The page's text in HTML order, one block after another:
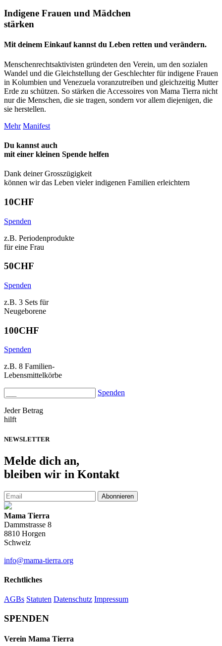
Indigene Frauen und Mädchen
stärken
Mit deinem Einkauf kannst du Leben retten und verändern.
Menschenrechtsaktivisten gründeten den Verein, um den sozialen
Wandel und die Gleichstellung der Geschlechter für indigene Frauen
in Kolumbien und Venezuela voranzutreiben und gleichzeitig Mutter
Erde zu schützen. So stärken die Accessoires von Mama Tierra nicht
nur die Menschen, die sie tragen, sondern vor allem diejenigen, die
sie herstellen.
Mehr Manifest
Du kannst auch
mit einer kleinen Spende helfen
Dank deiner Grosszügigkeit
können wir das Leben vieler indigenen Familien erleichtern
10CHF
Spenden
z.B. Periodenprodukte
für eine Frau
50CHF
Spenden
z.B. 3 Sets für
Neugeborene
100CHF
Spenden
z.B. 8 Familien-
Lebensmittelkörbe
Spenden
Jeder Betrag
hilft
NEWSLETTER
Melde dich an,
bleiben wir in Kontakt
Abonnieren
Mama Tierra
Dammstrasse 8
8810 Horgen
Schweiz
info@mama-tierra.org
Rechtliches
AGBs Statuten Datenschutz Impressum
SPENDEN
Verein Mama Tierra